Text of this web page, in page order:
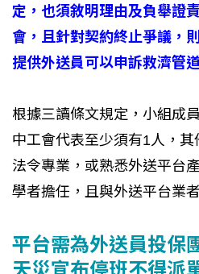
定，也須敘明理由及負舉證
會，且針對契約終止爭議，
提供外送員可以申訴救濟管道
根據三讀條文規定，小組成
中工會代表至少須有1人，
法令專業，或熟悉外送平台
學者擔任，且與外送平台業
平台需為外送員投保
天災宣布停班不得派